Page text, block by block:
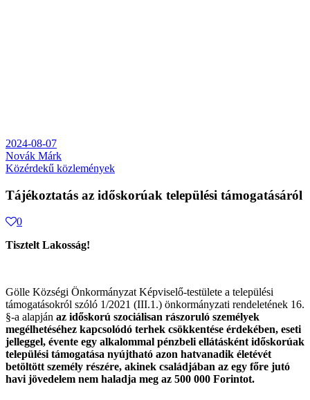
2024-08-07
Novák Márk
Közérdekű közlemények
Tájékoztatás az időskorúak települési támogatásáról
0
Tisztelt Lakosság!
Gölle Községi Önkormányzat Képviselő-testülete a települési
támogatásokról szóló 1/2021 (III.1.) önkormányzati rendeletének 16.
§-a alapján az időskorú szociálisan rászoruló személyek
megélhetéséhez kapcsolódó terhek csökkentése érdekében, eseti
jelleggel, évente egy alkalommal pénzbeli ellátásként időskorúak
települési támogatása nyújtható azon hatvanadik életévét
betöltött személy részére, akinek családjában az egy főre jutó
havi jövedelem nem haladja meg az 500 000 Forintot.